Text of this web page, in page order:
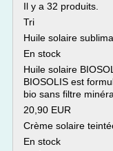
Il y a 32 produits.
Tri
Huile solaire
En stock
Huile solaire
BIOSOLIS est
bio sans filtre
20,90 EUR
Crème solaire
En stock